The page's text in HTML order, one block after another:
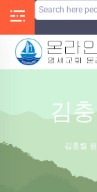
김
김충렬